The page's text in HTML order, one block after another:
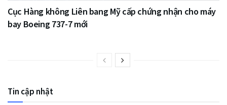
Cục Hàng không Liên bang Mỹ cấp chứng nhận cho máy
bay Boeing 737-7 mới
Tin cập nhật